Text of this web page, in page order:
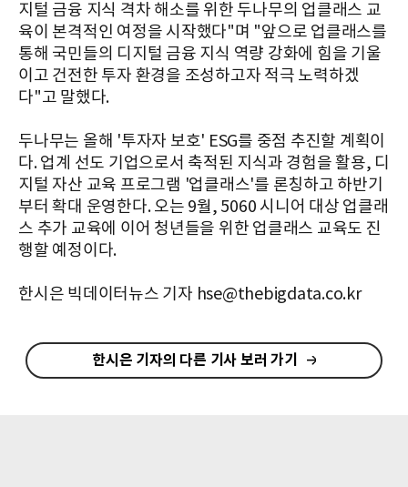
지털 금융 지식 격차 해소를 위한 두나무의 업클래스 교
육이 본격적인 여정을 시작했다"며 "앞으로 업클래스를
통해 국민들의 디지털 금융 지식 역량 강화에 힘을 기울
이고 건전한 투자 환경을 조성하고자 적극 노력하겠
다"고 말했다.
두나무는 올해 '투자자 보호' ESG를 중점 추진할 계획이
다. 업계 선도 기업으로서 축적된 지식과 경험을 활용, 디
지털 자산 교육 프로그램 '업클래스'를 론칭하고 하반기
부터 확대 운영한다. 오는 9월, 5060 시니어 대상 업클래
스 추가 교육에 이어 청년들을 위한 업클래스 교육도 진
행할 예정이다.
한시은 빅데이터뉴스 기자 hse@thebigdata.co.kr
한시은 기자의 다른 기사 보러 가기